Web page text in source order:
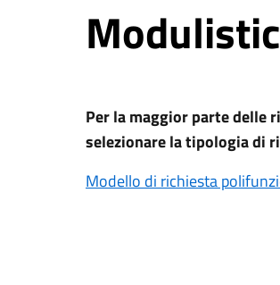
Per la maggior parte delle
selezionare la tipologia di
Modello di richiesta